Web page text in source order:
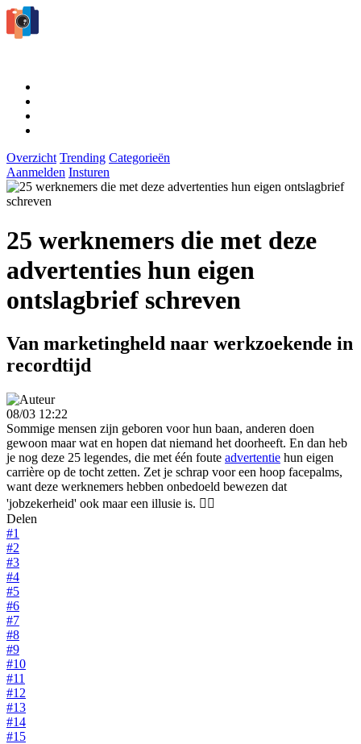
Overzicht Trending Categorieën
Aanmelden Insturen
25 werknemers die met deze
advertenties hun eigen
ontslagbrief schreven
Van marketingheld naar werkzoekende in
recordtijd
08/03 12:22
Sommige mensen zijn geboren voor hun baan, anderen doen
gewoon maar wat en hopen dat niemand het doorheeft. En dan heb
je nog deze 25 legendes, die met één foute advertentie hun eigen
carrière op de tocht zetten. Zet je schrap voor een hoop facepalms,
want deze werknemers hebben onbedoeld bewezen dat
'jobzekerheid' ook maar een illusie is. 🤦‍♂️
Delen
#1
#2
#3
#4
#5
#6
#7
#8
#9
#10
#11
#12
#13
#14
#15